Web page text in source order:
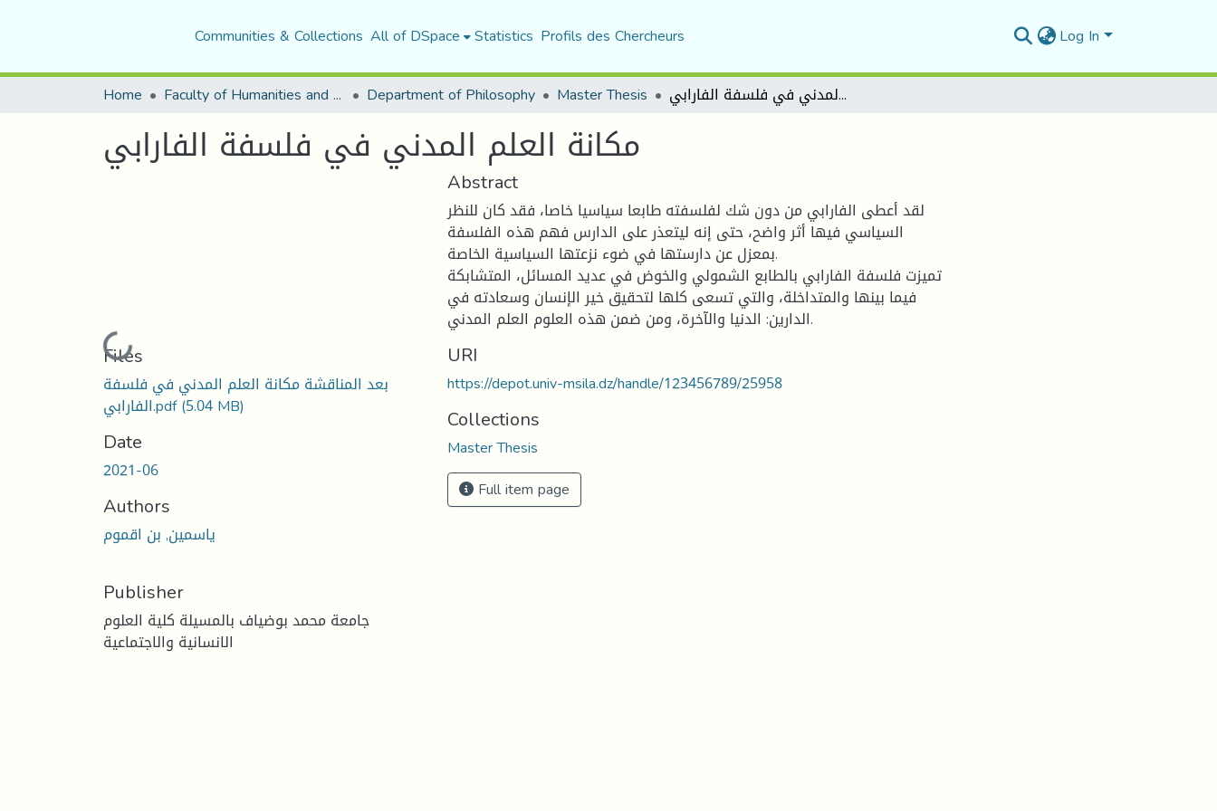
Communities & Collections All of DSpace Statistics Profils des Chercheurs Log In
Home Faculty of Humanities and Social Sciences Department of Philosophy Master Thesis مكانة العلم المدني في فلسفة الفارابي
مكانة العلم المدني في فلسفة الفارابي
Loading...
Files
بعد المناقشة مكانة العلم المدني في فلسفة
الفارابي.pdf(5.04 MB)
Date
2021-06
Authors
ياسمين, بن اقموم
Publisher
جامعة محمد بوضياف بالمسيلة كلية العلوم
الانسانية والاجتماعية
Abstract
لقد أعطى الفارابي من دون شك لفلسفته طابعا سياسيا خاصا، فقد كان للنظر
السياسي فيها أثر واضح، حتى إنه ليتعذر على الدارس فهم هذه الفلسفة
بمعزل عن دارستها في ضوء نزعتها السياسية الخاصة.
تميزت فلسفة الفارابي بالطابع الشمولي والخوض في عديد المسائل، المتشابكة
فيما بينها والمتداخلة، والتي تسعى كلها لتحقيق خير الإنسان وسعادته في
الدارين: الدنيا والآخرة، ومن ضمن هذه العلوم العلم المدني.
URI
https://depot.univ-msila.dz/handle/123456789/25958
Collections
Master Thesis
Full item page